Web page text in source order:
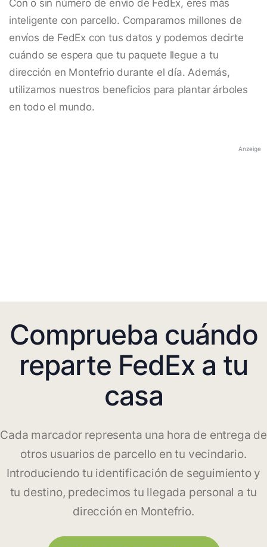
Con o sin número de envío de FedEx, eres más
inteligente con parcello. Comparamos millones de
envíos de FedEx con tus datos y podemos decirte
cuándo se espera que tu paquete llegue a tu
dirección en Montefrio durante el día. Además,
utilizamos nuestros beneficios para plantar árboles
en todo el mundo.
Anzeige
Comprueba cuándo
reparte FedEx a tu
casa
Cada marcador representa una hora de entrega de
otros usuarios de parcello en tu vecindario.
Introduciendo tu identificación de seguimiento y
tu destino, predecimos tu llegada personal a tu
dirección en Montefrio.